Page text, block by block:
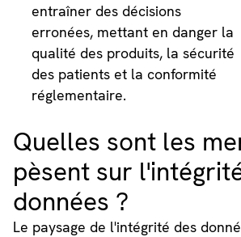
entraîner des décisions
erronées, mettant en danger la
qualité des produits, la sécurité
des patients et la conformité
réglementaire.
Quelles sont les
pèsent sur
données ?
Le paysage de l'intégrité des